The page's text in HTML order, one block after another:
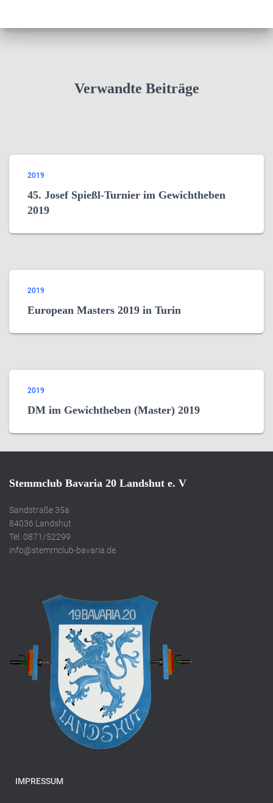
Verwandte Beiträge
2019
45. Josef Spießl-Turnier im Gewichtheben
2019
2019
European Masters 2019 in Turin
2019
DM im Gewichtheben (Master) 2019
Stemmclub Bavaria 20 Landshut e. V
Sandstraße 35a
84036 Landshut
Tel. 0871/52299
info@stemmclub-bavaria.de
IMPRESSUM